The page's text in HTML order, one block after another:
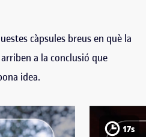
càpsules breus en què la
a la conclusió que
idea.
17s